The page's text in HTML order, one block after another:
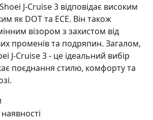
J-Cruise 3 відповідає високим
як DOT та ECE. Він також
візором з захистом від
променів та подряпин. Загалом,
J-Cruise 3 - це ідеальний вибір
поєднання стилю, комфорту та